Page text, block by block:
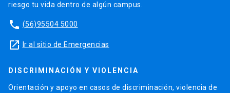
riesgo tu vida dentro de algún campus.
phone (56)95504 5000
launch Ir al sitio de Emergencias
DISCRIMINACIÓN Y VIOLENCIA
Orientación y apoyo en casos de discriminación, violencia de